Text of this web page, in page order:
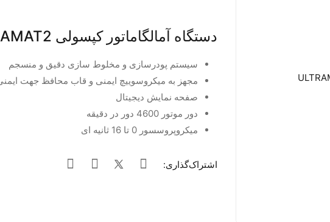
دستگاه آمالگاماتور کپسولی ULTRAMAT2
سیستم پودرسازی و مخلوط سازی دقیق و منسجم
مجهز به میکروسوییچ ایمنی و قاب محافظ جهت
صفحه نمایش دیجیتال
دور موتور 4600 دور در دقیقه
میکروپروسسور 0 تا 16 ثانیه ای
اشتراک‌گذاری: